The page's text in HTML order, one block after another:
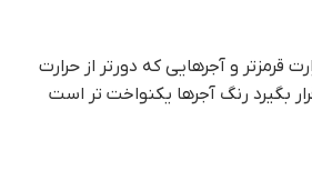
قرمزتر و آجرهایی که دورتر از حرارت